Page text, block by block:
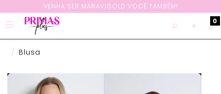
VENHA SER MARAVIGOLD VOCÊ TAMBÉM!
0
Blusa